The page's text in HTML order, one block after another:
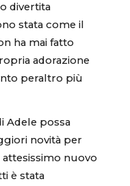
divertita
stata come il
ha mai fatto
adorazione
peraltro più
Adele possa
novità per
nuovo
è stata